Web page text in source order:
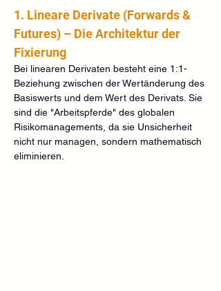
1. Lineare Derivate (Forwards &
Futures) – Die Architektur der
Fixierung
Bei linearen Derivaten besteht eine 1:1-
Beziehung zwischen der Wertänderung des
Basiswerts und dem Wert des Derivats. Sie
sind die "Arbeitspferde" des globalen
Risikomanagements, da sie Unsicherheit
nicht nur managen, sondern mathematisch
eliminieren.